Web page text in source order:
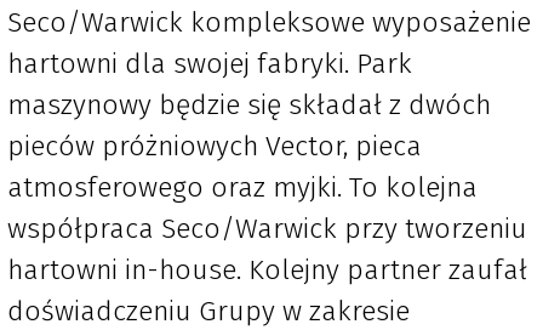
Seco/Warwick kompleksowe wyposażenie
hartowni dla swojej fabryki. Park
maszynowy będzie się składał z dwóch
pieców próżniowych Vector, pieca
atmosferowego oraz myjki. To kolejna
współpraca Seco/Warwick przy tworzeniu
hartowni in-house. Kolejny partner zaufał
doświadczeniu Grupy w zakresie